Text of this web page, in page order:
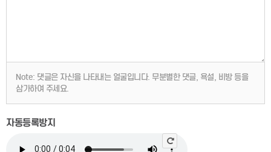
Note: 댓글은 자신을 나타내는 얼굴입니다. 무분별한 댓글, 욕설, 비방 등을
삼가하여 주세요.
자동등록방지